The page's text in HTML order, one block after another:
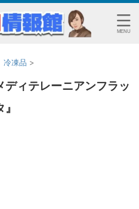
冷凍品 >
ディテレーニアンフラッ